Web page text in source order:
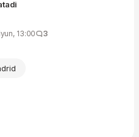
13:00 3